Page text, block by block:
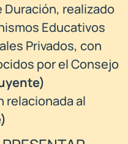
Duración, realizado
Educativos
Privados, con
por el Consejo
relacionada al